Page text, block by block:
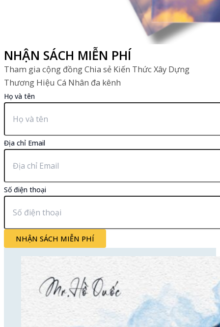
NHẬN SÁCH MIỄN PHÍ
Tham gia cộng đồng Chia sẻ Kiến Thức Xây Dựng
Thương Hiệu Cá Nhân đa kênh
Họ và tên
Địa chỉ Email
Số điện thoại
NHẬN SÁCH MIỄN PHÍ